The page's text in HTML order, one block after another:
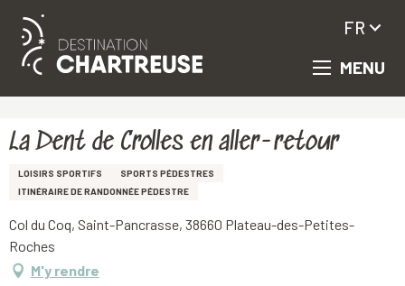
Aller
principal
MENU
FR
La Dent de Crolles en aller-retour
LOISIRS SPORTIFS
SPORTS PÉDESTRES
ITINÉRAIRE DE RANDONNÉE PÉDESTRE
Col du Coq, Saint-Pancrasse, 38660 Plateau-des-Petites-
Roches
M'y rendre